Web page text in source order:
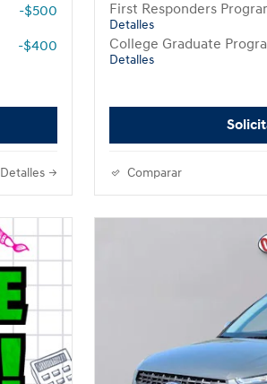
-$500
-$400
Detalles
First Responders
Detalles
College Graduate
Detalles
Comparar